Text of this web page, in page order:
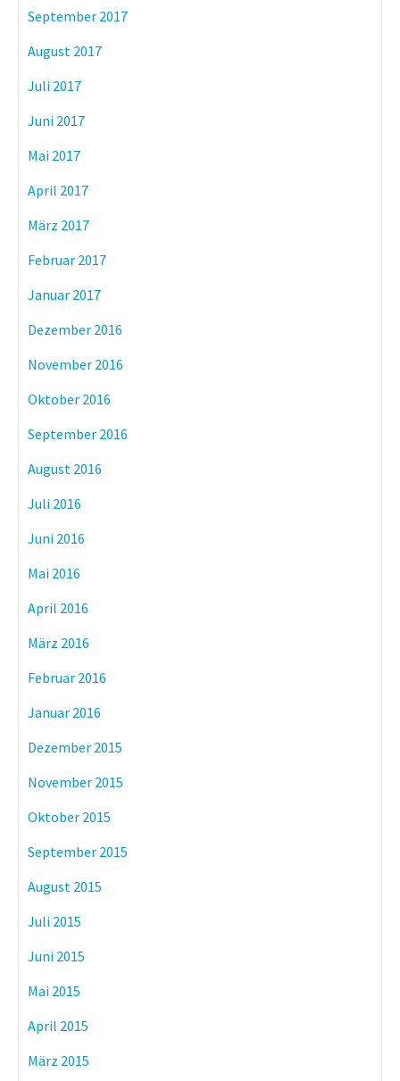
September 2017
August 2017
Juli 2017
Juni 2017
Mai 2017
April 2017
März 2017
Februar 2017
Januar 2017
Dezember 2016
November 2016
Oktober 2016
September 2016
August 2016
Juli 2016
Juni 2016
Mai 2016
April 2016
März 2016
Februar 2016
Januar 2016
Dezember 2015
November 2015
Oktober 2015
September 2015
August 2015
Juli 2015
Juni 2015
Mai 2015
April 2015
März 2015